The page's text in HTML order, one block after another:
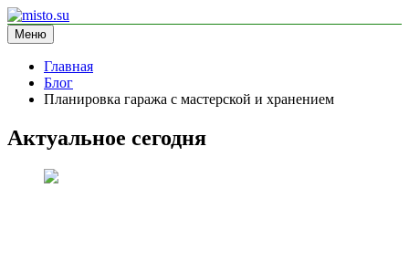
Перейти
к
содержимому
misto.su
информационный сайт
Меню
Главная
Блог
Планировка гаража с мастерской и хранением
Актуальное сегодня